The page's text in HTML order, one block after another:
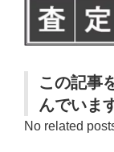
この記事
んでいま
No related